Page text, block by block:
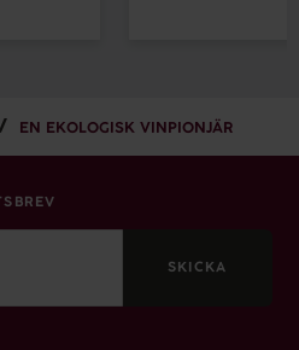
EN EKOLOGISK VINPIONJÄR
SKICKA